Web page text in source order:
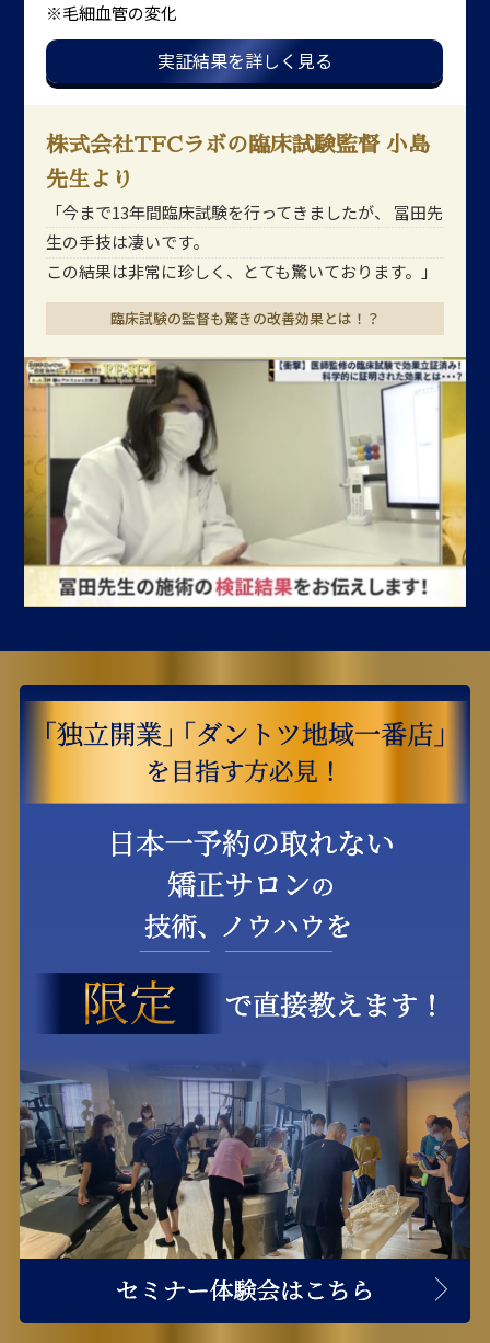
※毛細血管の変化
実証結果を詳しく見る
株式会社TFCラボの臨床試験監督 小島
先生より
「今まで13年間臨床試験を行ってきましたが、
冨田先
生の手技は凄いです。
この結果は非常に珍しく、とても驚いております。」
臨床試験の監督も驚きの改善効果とは！？